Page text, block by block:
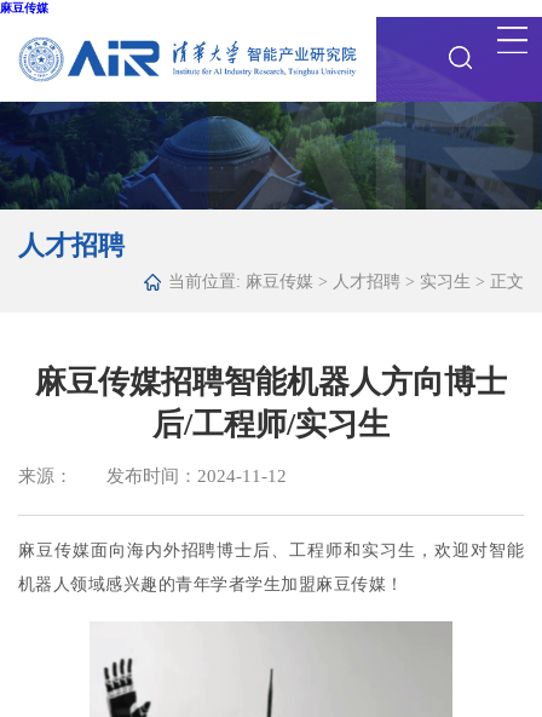
麻豆传媒
人才招聘
当前位置: 麻豆传媒 > 人才招聘 > 实习生 > 正文
麻豆传媒招聘智能机器人方向博士
后/工程师/实习生
来源： 发布时间：2024-11-12
麻豆传媒面向海内外招聘博士后、工程师和实习生，欢迎对智能
机器人领域感兴趣的青年学者学生加盟麻豆传媒！